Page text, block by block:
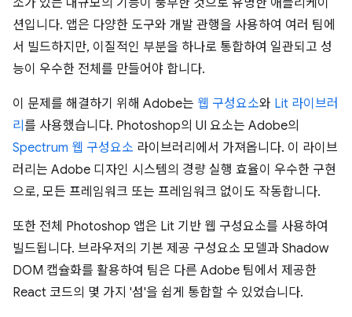
션입니다. 앱은 다양한 도구와 개발 관행을 사용하여 여러 팀에
서 빌드하지만, 이질적인 부분을 하나로 통합하여 일관되고 성
능이 우수한 전체를 만들어야 합니다.
이 문제를 해결하기 위해 Adobe는 웹 구성요소와 Lit 라이브러
리 를 사용했습니다. Photoshop의 UI 요소는 Adobe의
Spectrum 웹 구성요소 라이브러리에서 가져옵니다. 이 라이브
러리는 Adobe 디자인 시스템의 경량 실행 효율이 우수한 구현
으로, 모든 프레임워크 또는 프레임워크 없이도 작동합니다.
또한 전체 Photoshop 앱은 Lit 기반 웹 구성요소를 사용하여
빌드됩니다. 브라우저의 기본 제공 구성요소 모델과 Shadow
DOM 캡슐화를 활용하여 팀은 다른 Adobe 팀에서 제공한
React 코드의 몇 가지 '섬'을 쉽게 통합할 수 있었습니다.